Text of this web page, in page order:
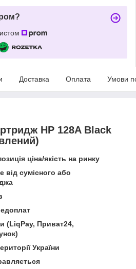
Доставка Оплата Умови
HP 128A Black
ціна/якість на ринку
від сумісного або
(LiqPay, Приват24,
України